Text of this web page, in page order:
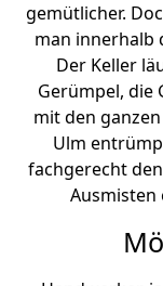
gemütlicher.
man innerhalb
Der Keller
Gerümpel, die
mit den
Ulm
fachgerecht
Ausmisten